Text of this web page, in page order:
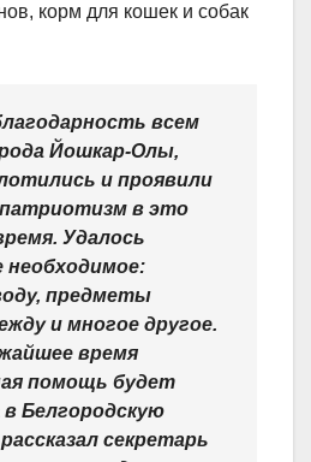
корм для кошек и собак
всем
Йошкар-Олы,
и проявили
в это
Удалось
необходимое:
предметы
и многое другое.
время
помощь будет
Белгородскую
секретарь